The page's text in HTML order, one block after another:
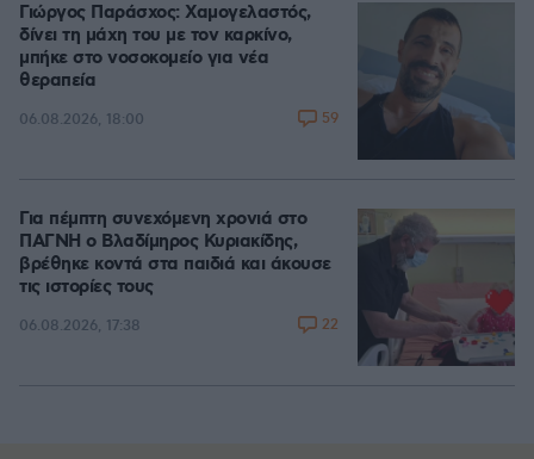
Γιώργος Παράσχος: Χαμογελαστός,
δίνει τη μάχη του με τον καρκίνο,
μπήκε στο νοσοκομείο για νέα
θεραπεία
06.08.2026, 18:00 59
Για πέμπτη συνεχόμενη χρονιά στο
ΠΑΓΝΗ ο Βλαδίμηρος Κυριακίδης,
βρέθηκε κοντά στα παιδιά και άκουσε
τις ιστορίες τους
06.08.2026, 17:38 22